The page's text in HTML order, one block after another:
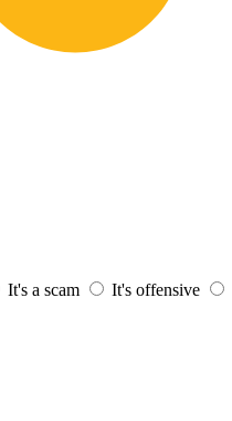
It's a scam It's offensive